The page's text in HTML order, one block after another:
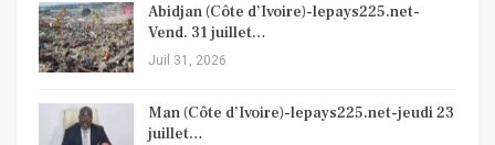
Abidjan (Côte d’Ivoire)-lepays225.net-
Vend. 31 juillet…
Juil 31, 2026
Man (Côte d’Ivoire)-lepays225.net-jeudi 23
juillet…